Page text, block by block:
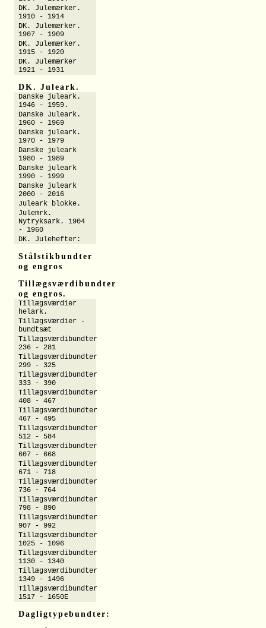
DK. Julemærker.
1910 - 1914
DK. Julemærker.
1907 - 1909
DK. Julemærker.
1915 - 1920
DK. Julemærker
1921 - 1931
DK. Juleark.
Danske juleark.
1946 - 1959.
Danske Juleark.
1960 - 1969
Danske juleark.
1970 - 1979
Danske juleark
1980 - 1989
Danske juleark
1990 - 1999
Danske juleark
2000 - 2016
Juleark blokke.
Julemrk.
Nytryksark. 1904
- 1960
DK. Julehefter:
Stålstikbundter
og engros
Tillægsværdibundter
og engros.
Tillægsværdier
helark.
Tillægsværdier -
bundtsæt
Tillægsværdibundter
236 - 281
Tillægsværdibundter
299 - 325
Tillægsværdibundter
333 - 390
Tillægsværdibundter
408 - 467
Tillægsværdibundter
467 - 495
Tillægsværdibundter
512 - 584
Tillægsværdibundter
607 - 668
Tillægsværdibundter
671 - 718
Tillægsværdibundter
736 - 764
Tillægsværdibundter
798 - 890
Tillægsværdibundter
907 - 992
Tillægsværdibundter
1025 - 1096
Tillægsværdibundter
1130 - 1340
Tillægsværdibundter
1349 - 1496
Tillægsværdibundter
1517 - 1650E
Dagligtypebundter: